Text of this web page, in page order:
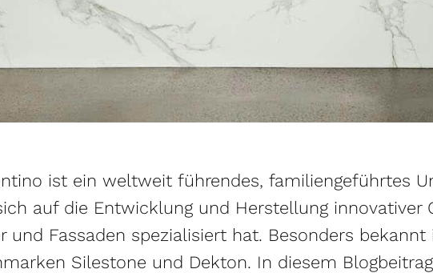
ist ein weltweit führendes, familiengeführtes
auf die Entwicklung und Herstellung innovativer
und Fassaden spezialisiert hat. Besonders
Silestone und Dekton. In diesem